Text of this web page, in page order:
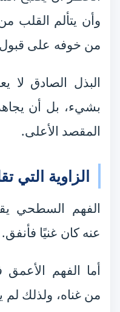
وأن يتألم القلب
من خوفه على قبول
البذل الصادق لا
بشيء، بل أن
المقصد الأعلى.
الزاوية التي
الفهم السطحي
عنه كان غنيًا فأنفق.
أما الفهم
من غناه، ولذلك لم